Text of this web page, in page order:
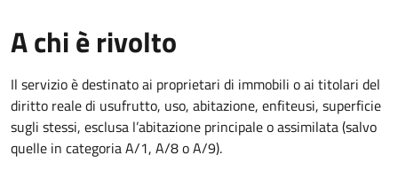
A chi è rivolto
Il servizio è destinato ai proprietari di immobili o ai titolari del
diritto reale di usufrutto, uso, abitazione, enfiteusi, superficie
sugli stessi, esclusa l’abitazione principale o assimilata (salvo
quelle in categoria A/1, A/8 o A/9).